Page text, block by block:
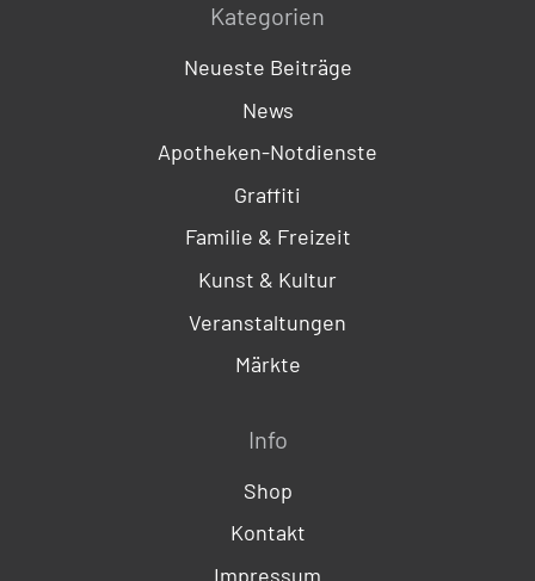
Kategorien
Neueste Beiträge
News
Apotheken-Notdienste
Graffiti
Familie & Freizeit
Kunst & Kultur
Veranstaltungen
Märkte
Info
Shop
Kontakt
Impressum